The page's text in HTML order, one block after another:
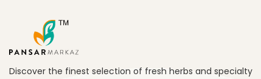
Discover the finest selection of fresh herbs and specialty